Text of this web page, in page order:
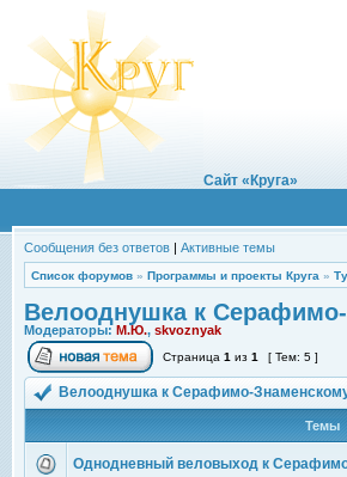
Сайт «Круга»
Сообщения без ответов | Активные темы
Список форумов » Программы и проекты Круга »
Велооднушка к
Модераторы:М.Ю., skvoznyak
Страница 1 из 1 [ Тем: 5 ]
Велооднушка к Серафимо-
Темы
Однодневный веловыход к